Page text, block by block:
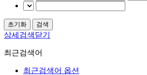
상세검색닫기
최근검색어
최근검색어 옵션